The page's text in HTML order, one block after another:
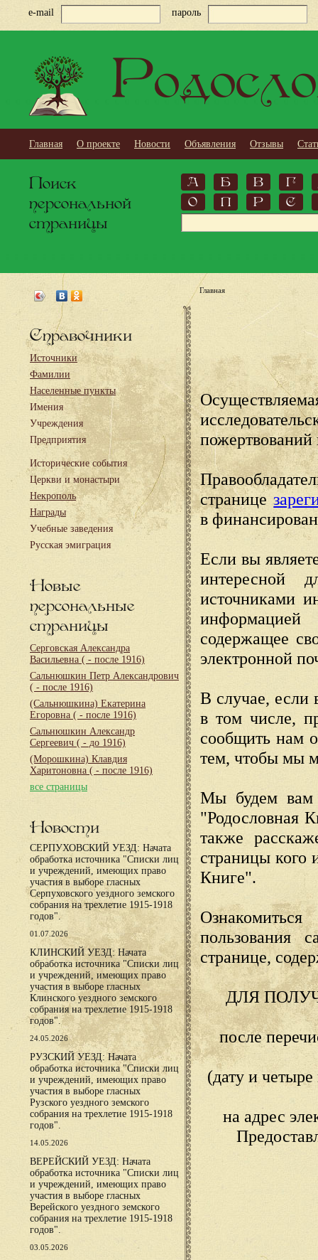
e-mail пароль
Главная О проекте Новости Объявления Отзывы
Поиск
персональной
страницы
А Б В
Г
О
П Р С
Справочники
Источники
Фамилии
Населенные пункты
Имения
Учреждения
Предприятия
Исторические события
Церкви и монастыри
Некрополь
Награды
Учебные заведения
Русская эмиграция
Новые
персональные
страницы
Серговская Александра
Васильевна ( - после 1916)
Сальнюшкин Петр Александрович
( - после 1916)
(Сальнюшкина) Екатерина
Егоровна ( - после 1916)
Сальнюшкин Александр
Сергеевич ( - до 1916)
(Морошкина) Клавдия
Харитоновна ( - после 1916)
все страницы
Новости
СЕРПУХОВСКИЙ УЕЗД: Начата
обработка источника "Списки лиц
и учреждений, имеющих право
участия в выборе гласных
Серпуховского уездного земского
собрания на трехлетие 1915-1918
годов".
01.07.2026
КЛИНСКИЙ УЕЗД: Начата
обработка источника "Списки лиц
и учреждений, имеющих право
участия в выборе гласных
Клинского уездного земского
собрания на трехлетие 1915-1918
годов".
24.05.2026
РУЗСКИЙ УЕЗД: Начата
обработка источника "Списки лиц
и учреждений, имеющих право
участия в выборе гласных
Рузского уездного земского
собрания на трехлетие 1915-1918
годов".
14.05.2026
ВЕРЕЙСКИЙ УЕЗД: Начата
обработка источника "Списки лиц
и учреждений, имеющих право
участия в выборе гласных
Верейского уездного земского
собрания на трехлетие 1915-1918
годов".
03.05.2026
Главная
пожертвований
странице
в
Если вы
интересной
источниками
содержащее
электронной
В случае, если
в том числе,
сообщить нам
тем, чтобы мы
Мы будем вам
"Родословная
также
страницы кого
Книге".
пользования
странице,
ДЛЯ
после
(дату и
на адрес